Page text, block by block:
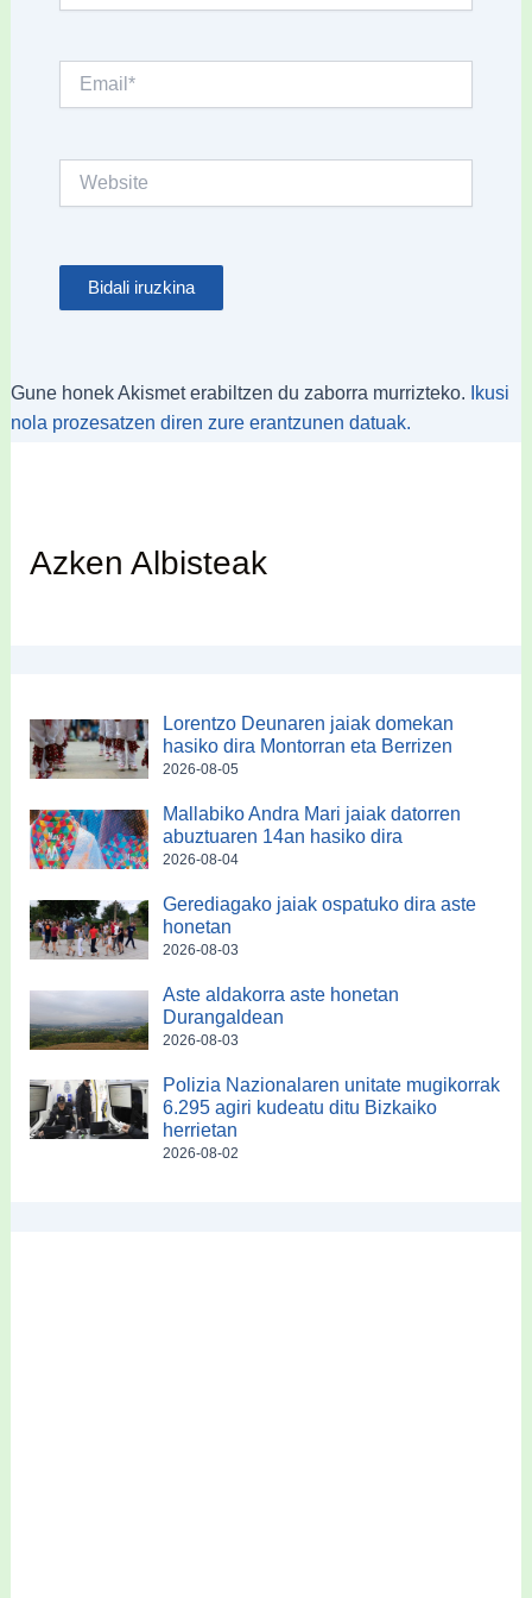
Email*
Gune honek Akismet erabiltzen du zaborra murrizteko.
Ikusi
nola prozesatzen diren zure erantzunen datuak.
Azken Albisteak
Lorentzo Deunaren jaiak domekan
hasiko dira Montorran eta Berrizen
2026-08-05
Mallabiko Andra Mari jaiak datorren
abuztuaren 14an hasiko dira
2026-08-04
Gerediagako jaiak ospatuko dira aste
honetan
2026-08-03
Aste aldakorra aste honetan
Durangaldean
2026-08-03
Polizia Nazionalaren unitate mugikorrak
6.295 agiri kudeatu ditu Bizkaiko
herrietan
2026-08-02